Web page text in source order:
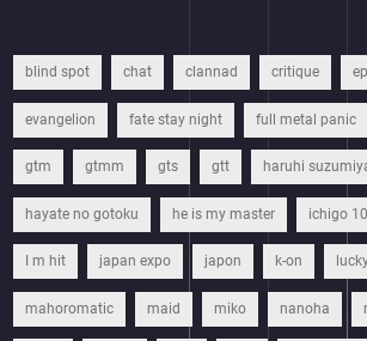
blind spot chat clannad critique
evangelion fate stay night full metal panic
gtm gtmm gts gtt haruhi
hayate no gotoku he is my master ichigo
I m hit japan expo japon k-on
mahoromatic maid miko nanoha